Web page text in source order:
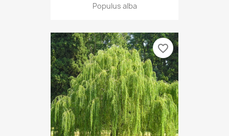
Populus alba
favorite_border